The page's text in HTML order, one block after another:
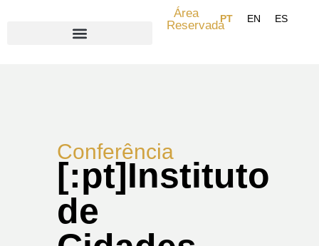
Área
Reservada
Conferência
[:pt]Instituto
de